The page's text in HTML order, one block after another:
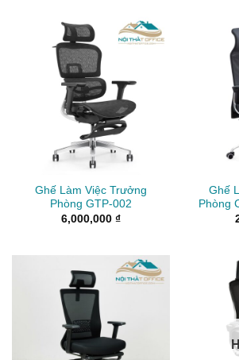
Ghế Làm Việc Trưởng
Phòng GTP-002
6,000,000 ₫
Ghế
Phòng